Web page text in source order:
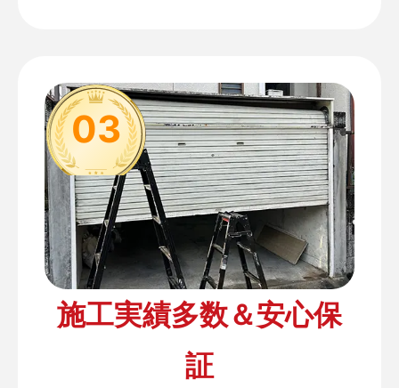
03
施工実績多数＆安心保
証